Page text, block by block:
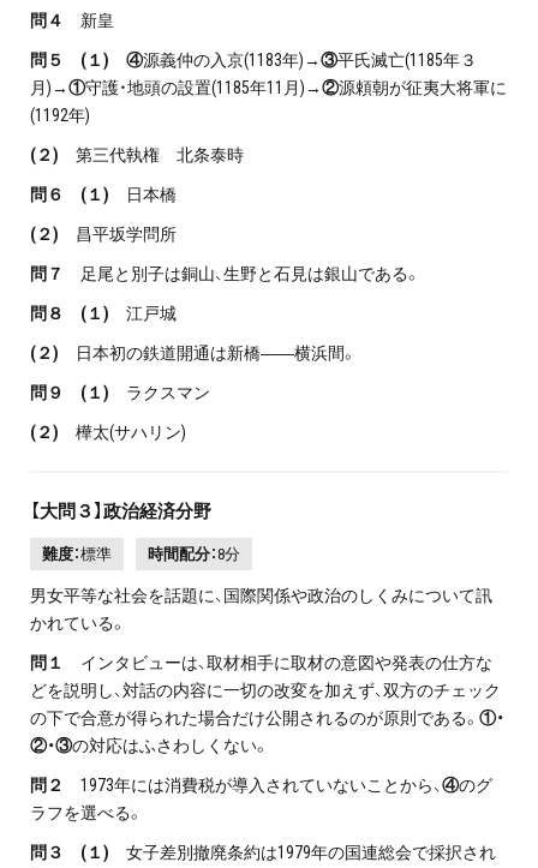
問４ 新皇
問５ (１) ④源義仲の入京(1183年)→③平氏滅亡(1185年３
月)→①守護・地頭の設置(1185年11月)→②源頼朝が征夷大将軍に
(1192年)
(２) 第三代執権 北条泰時
問６ (１) 日本橋
(２) 昌平坂学問所
問７ 足尾と別子は銅山、生野と石見は銀山である。
問８ (１) 江戸城
(２) 日本初の鉄道開通は新橋――横浜間。
問９ (１) ラクスマン
(２) 樺太(サハリン)
【大問３】政治経済分野
難度：標準 時間配分：8分
男女平等な社会を話題に、国際関係や政治のしくみについて訊
かれている。
問１
インタビューは、取材相手に取材の意図や発表の仕方な
どを説明し、対話の内容に一切の改変を加えず、双方のチェック
の下で合意が得られた場合だけ公開されるのが原則である。 ①・
②・③の対応はふさわしくない。
問２ 1973年には消費税が導入されていないことから、④のグ
ラフを選べる。
問３ (１) 女子差別撤廃条約は1979年の国連総会で採択され